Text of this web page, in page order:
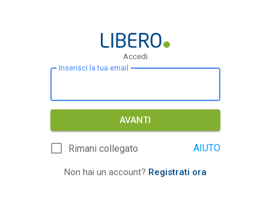
Accedi
Inserisci la tua email
AVANTI
Rimani collegato AIUTO
Non hai un account? Registrati ora